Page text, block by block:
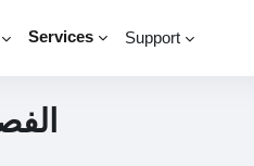
Services Support